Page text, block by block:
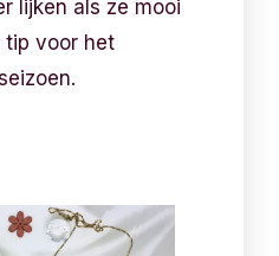
lijken als ze mooi
tip voor het